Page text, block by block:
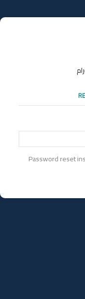
Password reset